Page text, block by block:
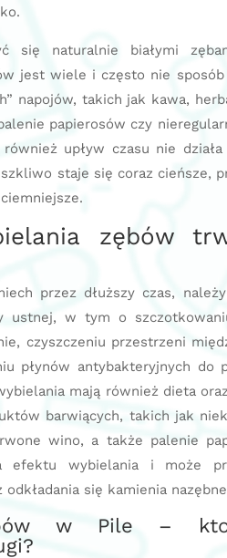
się naturalnie białymi
jest wiele i często nie
napojów, takich jak kawa,
papierosów czy
upływ czasu nie
staje się coraz cieńsze,
zębów
przez dłuższy czas,
ustnej, w tym o
czyszczeniu przestrzeni
płynów antybakteryjnych do
mają również dieta
barwiących, takich jak
wino, a także palenie
efektu wybielania i może
się kamienia
w Pile –